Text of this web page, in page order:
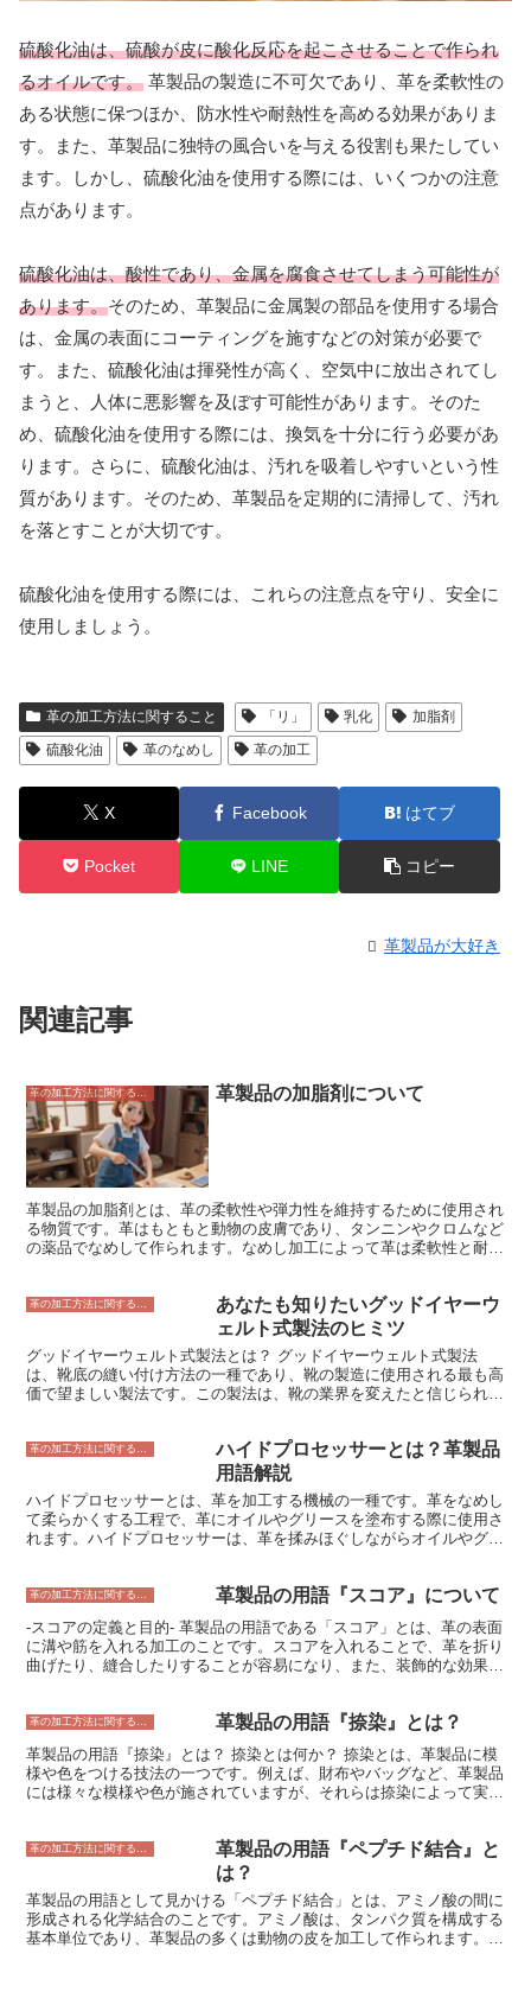
硫酸化油は、硫酸が皮に酸化反応を起こさせることで作られ
るオイルです。 革製品の製造に不可欠であり、革を柔軟性の
ある状態に保つほか、防水性や耐熱性を高める効果がありま
す。また、革製品に独特の風合いを与える役割も果たしてい
ます。しかし、硫酸化油を使用する際には、いくつかの注意
点があります。
硫酸化油は、酸性であり、金属を腐食させてしまう可能性が
あります。そのため、革製品に金属製の部品を使用する場合
は、金属の表面にコーティングを施すなどの対策が必要で
す。また、硫酸化油は揮発性が高く、空気中に放出されてし
まうと、人体に悪影響を及ぼす可能性があります。そのた
め、硫酸化油を使用する際には、換気を十分に行う必要があ
ります。さらに、硫酸化油は、汚れを吸着しやすいという性
質があります。そのため、革製品を定期的に清掃して、汚れ
を落とすことが大切です。
硫酸化油を使用する際には、これらの注意点を守り、安全に
使用しましょう。
革の加工方法に関すること 「リ」 乳化
加脂剤
硫酸化油
革のなめし 革の加工
X Facebook はてブ
Pocket LINE コピー
革製品が大好き
関連記事
革製品の加脂剤について
革製品の加脂剤とは、革の柔軟性や弾力性を維持するために使用され
る物質です。革はもともと動物の皮膚であり、タンニンやクロムなど
の薬品でなめして作られます。なめし加工によって革は柔軟性と耐久
し、しなやかさを保つ役割を果たします。 加脂剤には、動物性油
脂、植物性油脂、鉱物油脂など、さまざまな種類があります。動物性
油脂は、牛脂や馬脂などから作られ、革に浸透しやすく、柔軟性と弾
力性を維持する効果が高いとされています。植物性油脂は、オリーブ
オイルやホホバオイルなどから作られ、動物性油脂よりも浸透性が低
く、革の表面に膜を形成して保護する効果があります。鉱物油脂は、
脂剤は、革製品の製造工程で、なめし加工の後に塗布されます。加脂
剤の塗布方法は、刷毛塗り、スプレー、浸漬などがあり、革の種類や
用途によって異なります。加脂剤は、革の内部に浸透して繊維を柔ら
かくするため、革製品の耐久性や寿命を延ばす効果があります。
あなたも知りたいグッドイヤーウ
ェルト式製法のヒミツ
グッドイヤーウェルト式製法とは？ グッドイヤーウェルト式製法
は、靴底の縫い付け方法の一種であり、靴の製造に使用される最も高
価で望ましい製法です。この製法は、靴の業界を変えたと信じられて
の高さが特徴です。 グッドイヤーウェルト式製法は、靴の本体と靴
底を縫い合わせる方法の一種です。この製法は、靴の製造に使用され
る最も高価で望ましい製法であり、靴に耐久性、防水性、快適性をも
たらすことが知られています。 この製法は、靴の本体と靴底を縫い
合わせるために、ウェルトと呼ばれる革製のストリップを使用しま
す。ウェルトは靴の本体と靴底の間に縫い付けられ、靴を固定しま
ぎます。また、この製法は靴底の交換を容易にします。
革の加工方法に関すること
ハイドプロセッサーとは？革製品
用語解説
ハイドプロセッサーとは、革を加工する機械の一種です。革をなめし
て柔らかくする工程で、革にオイルやグリースを塗布する際に使用さ
れます。ハイドプロセッサーは、革を揉みほぐしながらオイルやグリ
使用されています。また、革製品のメンテナンスを行う業者も、ハイ
革の加工方法に関すること 革製品の用語『スコア』について
-スコアの定義と目的- 革製品の用語である「スコア」とは、革の表面
に溝や筋を入れる加工のことです。スコアを入れることで、革を折り
曲げたり、縫合したりすることが容易になり、また、装飾的な効果も
す。 スコアを入れる目的は、主に以下の3つです。 * 革を折り曲げや
り、きれいに折り曲げることができます。これは、バッグや財布の角
部分など、革を折り曲げる必要がある部分に特に有効です。 * 縫合し
やすくするスコアを入れることで、革の表面に溝ができるため、縫い
ことで、縫い目がまっすぐになり、きれいに仕上がります。 * 装飾的
な効果を得るスコアを入れることで、革の表面に凹凸ができるため、
装飾的な効果を得ることができます。これは、バッグや財布の表面に
模様を施したり、靴の靴紐を通す部分に装飾を加えたりするのに有効
です。
革製品の用語『捺染』とは？
革製品の用語『捺染』とは？ 捺染とは何か？ 捺染とは、革製品に模
様や色をつける技法の一つです。例えば、財布やバッグなど、革製品
には様々な模様や色が施されていますが、それらは捺染によって実現
りますが、代表的な方法としては、スクリーン捺染、転写捺染、捺染
模様や色をつけることができることです。また、耐水性や耐摩耗性に
優れているため、革製品を長期間使用することができます。さらに、
捺染は、比較的低コストで行うことができるため、革製品を安価に提
供することができます。
革製品の用語『ペプチド結合』と
は？
革製品の用語として見かける「ペプチド結合」とは、アミノ酸の間に
形成される化学結合のことです。アミノ酸は、タンパク質を構成する
基本単位であり、革製品の多くは動物の皮を加工して作られます。動